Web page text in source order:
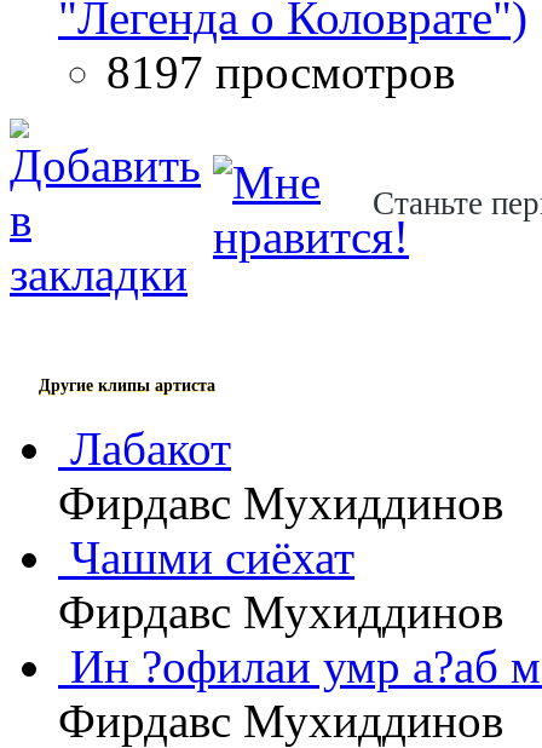
"Легенда о Коловрате")
8197 просмотров
Станьте
Другие клипы артиста
Лабакот
Фирдавс Мухиддинов
Чашми сиёхат
Фирдавс Мухиддинов
Ин ?офилаи умр а?аб
Фирдавс Мухиддинов